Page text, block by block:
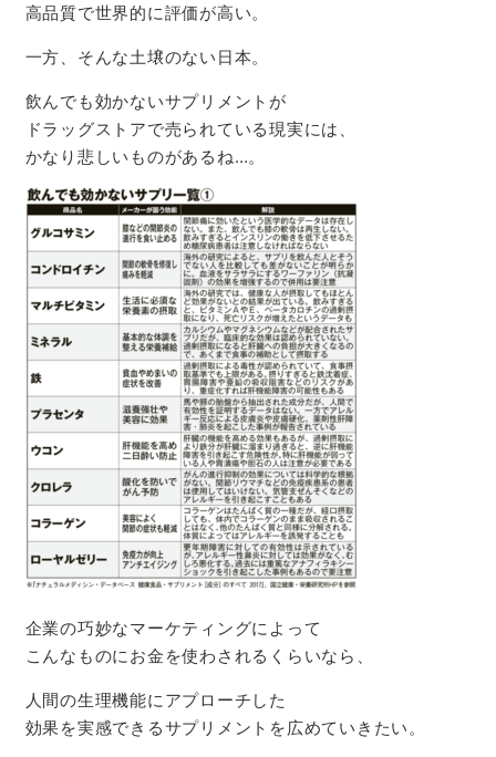
高品質で世界的に評価が高い。
一方、そんな土壌のない日本。
飲んでも効かないサプリメントが
ドラッグストアで売られている現実には、
かなり悲しいものがあるね…。
企業の巧妙なマーケティングによって
こんなものにお金を使わされるくらいなら、
人間の生理機能にアプローチした
効果を実感できるサプリメントを広めていきたい。